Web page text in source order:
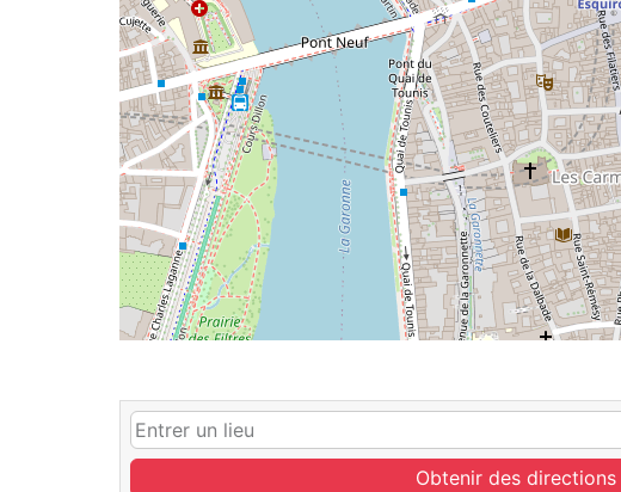
Obtenir des directions